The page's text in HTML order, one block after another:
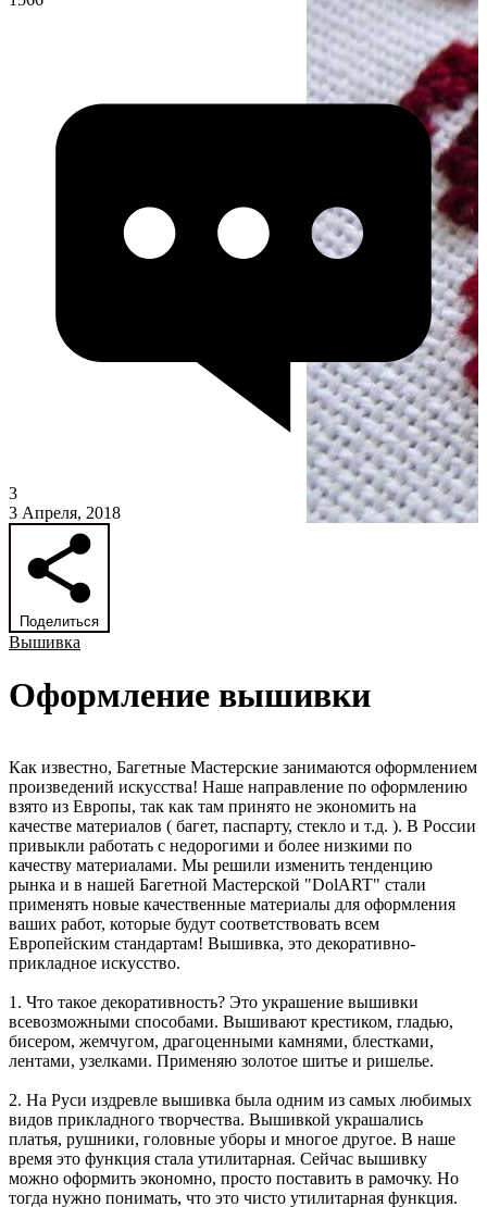
3
3 Апреля, 2018
Поделиться
Вышивка
Оформление вышивки
Как известно, Багетные Мастерские занимаются оформлением
произведений искусства! Наше направление по оформлению
взято из Европы, так как там принято не экономить на
качестве материалов ( багет, паспарту, стекло и т.д. ). В России
привыкли работать с недорогими и более низкими по
качеству материалами. Мы решили изменить тенденцию
рынка и в нашей Багетной Мастерской "DolART" стали
применять новые качественные материалы для оформления
ваших работ, которые будут соответствовать всем
Европейским стандартам! Вышивка, это декоративно-
прикладное искусство.
1. Что такое декоративность? Это украшение вышивки
всевозможными способами. Вышивают крестиком, гладью,
бисером, жемчугом, драгоценными камнями, блестками,
лентами, узелками. Применяю золотое шитье и ришелье.
2. На Руси издревле вышивка была одним из самых любимых
видов прикладного творчества. Вышивкой украшались
платья, рушники, головные уборы и многое другое. В наше
время это функция стала утилитарная. Сейчас вышивку
можно оформить экономно, просто поставить в рамочку. Но
тогда нужно понимать, что это чисто утилитарная функция.